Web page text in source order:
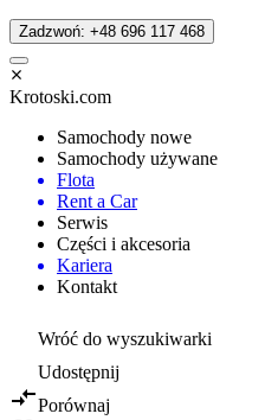
Zadzwoń: +48 696 117 468
Krotoski.com
Samochody nowe
Samochody używane
Flota
Rent a Car
Serwis
Części i akcesoria
Kariera
Kontakt
Wróć do wyszukiwarki
Udostępnij
Porównaj